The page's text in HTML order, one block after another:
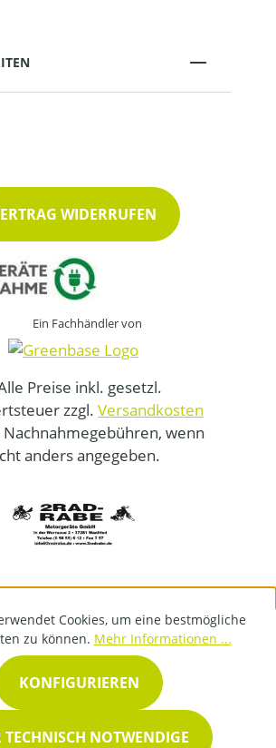
WIDERRUFEN
Ein Fachhändler von
Preise inkl. gesetzl.
zzgl. Versandkosten
Nachnahmegebühren, wenn
anders angegeben.
Cookies, um eine bestmögliche
zu können. Mehr Informationen ...
TECHNISCH NOTWENDIGE
KONFIGURIEREN